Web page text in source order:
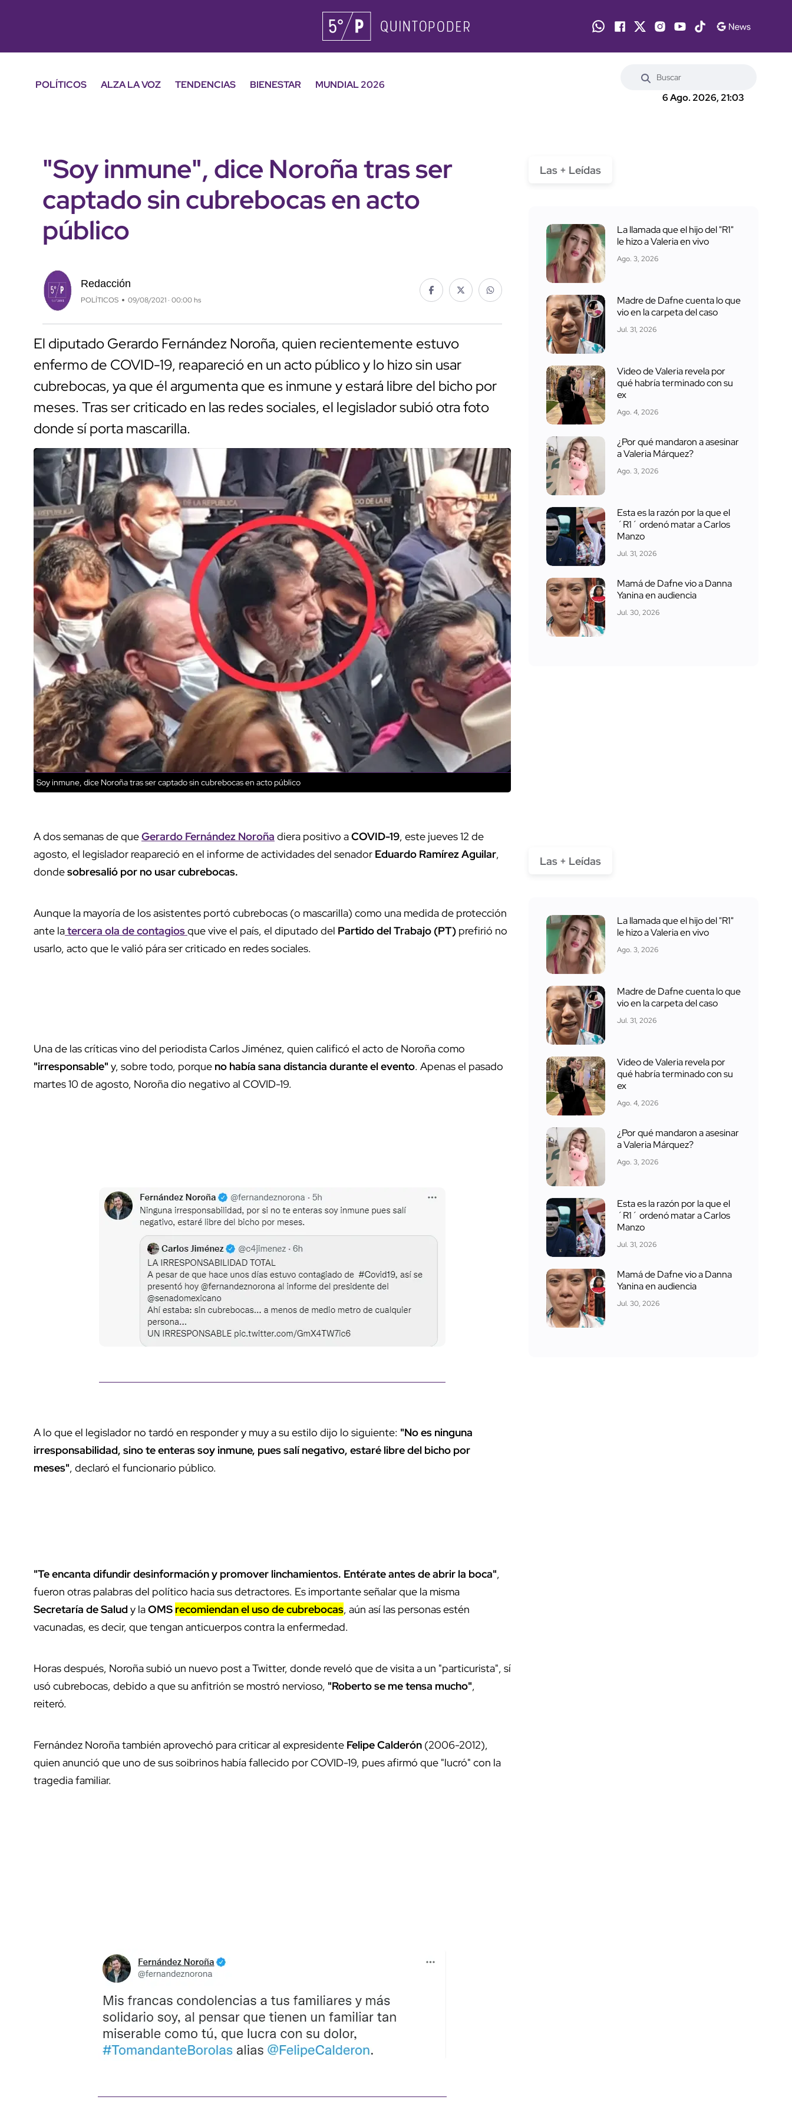
POLÍTICOS ALZA LA VOZ TENDENCIAS BIENESTAR
MUNDIAL 2026
6 Ago. 2026, 21:03
"Soy inmune", dice Noroña tras ser
captado sin cubrebocas en acto
público
Redacción
POLÍTICOS 09/08/2021 · 00:00 hs
El diputado Gerardo Fernández Noroña, quien recientemente estuvo
enfermo de COVID-19, reapareció en un acto público y lo hizo sin usar
cubrebocas, ya que él argumenta que es inmune y estará libre del bicho por
meses. Tras ser criticado en las redes sociales, el legislador subió otra foto
donde sí porta mascarilla.
Soy inmune, dice Noroña tras ser captado sin cubrebocas en acto público
A dos semanas de queGerardo Fernández Noroña diera positivo aCOVID-19, este jueves 12 de
agosto, el legislador reapareció en el informe de actividades del senador Eduardo Ramírez Aguilar,
dondesobresalió por no usar cubrebocas.
Aunque la mayoría de los asistentes portó cubrebocas (o mascarilla) como una medida de protección
ante latercera ola de contagiosque vive el país, el diputado del Partido del Trabajo (PT) prefirió no
usarlo, acto que le valió pára ser criticado en redes sociales.
Una de las críticas vino del periodista Carlos Jiménez, quien calificó el acto de Noroña como
"irresponsable" y, sobre todo, porque no había sana distancia durante el evento. Apenas el pasado
martes 10 de agosto, Noroña dio negativo al COVID-19.
A lo que el legislador no tardó en responder y muy a su estilo dijo lo siguiente: "No es ninguna
irresponsabilidad, sino te enteras soy inmune, pues salí negativo, estaré libre del bicho por
meses", declaró el funcionario público.
"Te encanta difundir desinformación y promover linchamientos. Entérate antes de abrir la boca",
fueron otras palabras del político hacia sus detractores. Es importante señalar que la misma
Secretaría de Saludy laOMS recomiendan el uso de cubrebocas, aún así las personas estén
vacunadas, es decir, que tengan anticuerpos contra la enfermedad.
Horas después, Noroña subió un nuevo post a Twitter, donde reveló que de visita a un "particurista", sí
usó cubrebocas, debido a que su anfitrión se mostró nervioso, "Roberto se me tensa mucho",
reiteró.
Fernández Noroña también aprovechó para criticar al expresidente Felipe Calderón (2006-2012),
quien anunció que uno de sus soibrinos había fallecido por COVID-19, pues afirmó que "lucró" con la
tragedia familiar.
Las + Leídas
La llamada que el hijo del "R1"
le hizo a Valeria en vivo
Ago. 3, 2026
Madre de Dafne cuenta lo que
vio en la carpeta del caso
Jul. 31, 2026
Video de Valeria revela por
qué habría terminado con su
ex
Ago. 4, 2026
¿Por qué mandaron a asesinar
a Valeria Márquez?
Ago. 3, 2026
Esta es la razón por la que el
´R1´ ordenó matar a Carlos
Manzo
Jul. 31, 2026
Mamá de Dafne vio a Danna
Yanina en audiencia
Jul. 30, 2026
Las + Leídas
La llamada que el hijo del "R1"
le hizo a Valeria en vivo
Ago. 3, 2026
Madre de Dafne cuenta lo que
vio en la carpeta del caso
Jul. 31, 2026
Video de Valeria revela por
qué habría terminado con su
ex
Ago. 4, 2026
¿Por qué mandaron a asesinar
a Valeria Márquez?
Ago. 3, 2026
Esta es la razón por la que el
´R1´ ordenó matar a Carlos
Manzo
Jul. 31, 2026
Mamá de Dafne vio a Danna
Yanina en audiencia
Jul. 30, 2026